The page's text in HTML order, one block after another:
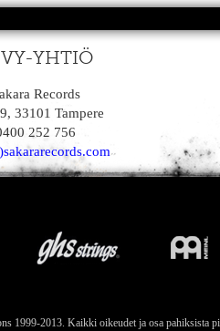
YHTIÖ
Records
33101 Tampere
252 756
1999-2013. Kaikki oikeudet ja osa pahiksista